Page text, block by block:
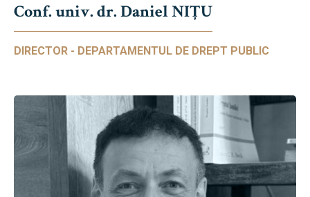
Conf. univ. dr. Daniel NIŢU
DIRECTOR - DEPARTAMENTUL DE DREPT PUBLIC